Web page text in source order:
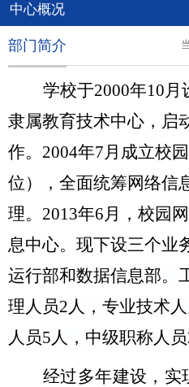
中心概况
部门简介
学校于2000年10 月
隶属教育技术中心，启
作。 2004年7 月成立校
位），全面统筹网络信
理。 2013年6 月，校园
息中心。 现下设三个业
运行部和数据信息部。
理人员2 人，专业技术
人员5 人，中级职称人员
经过多年建设，实